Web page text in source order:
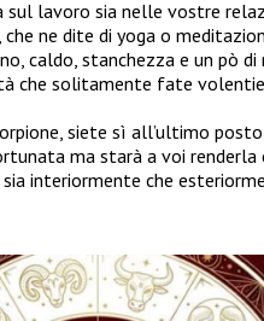
sul lavoro sia nelle vostre
ne dite di yoga o
caldo, stanchezza e un pò di
che solitamente fate
siete sì all’ultimo
ma starà a voi renderla
sia interiormente che